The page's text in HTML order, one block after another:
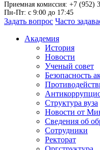
Приемная комиссия: +7 (952)
Пн-Пт: с 9:00 до 17:45
Задать вопрос Часто
Академия
История
Новости
Ученый совет
Безопасность
Структура вуза
Новости от
Сведения об
Сотрудники
Ректорат